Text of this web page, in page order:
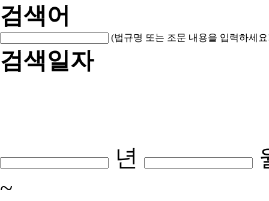
검색어
(법규명 또는 조문 내용을 입력하세
검색일자
년
~